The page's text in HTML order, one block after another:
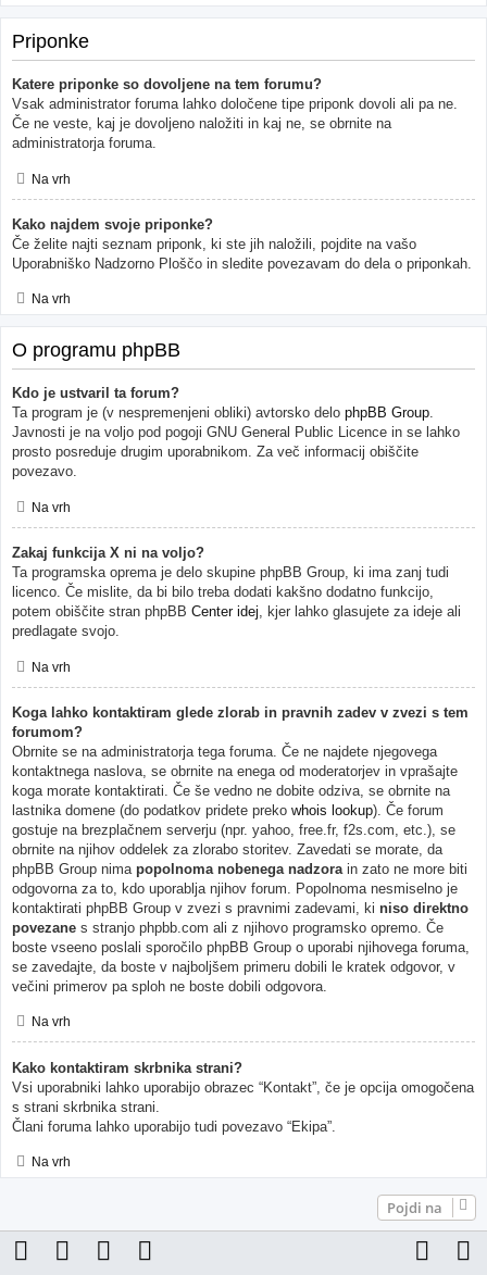
Priponke
Katere priponke so dovoljene na tem forumu?
Vsak administrator foruma lahko določene tipe priponk dovoli ali pa ne.
Če ne veste, kaj je dovoljeno naložiti in kaj ne, se obrnite na
administratorja foruma.
Na vrh
Kako najdem svoje priponke?
Če želite najti seznam priponk, ki ste jih naložili, pojdite na vašo
Uporabniško Nadzorno Ploščo in sledite povezavam do dela o priponkah.
Na vrh
O programu phpBB
Kdo je ustvaril ta forum?
Ta program je (v nespremenjeni obliki) avtorsko delo phpBB Group.
Javnosti je na voljo pod pogoji GNU General Public Licence in se lahko
prosto posreduje drugim uporabnikom. Za več informacij obiščite
povezavo.
Na vrh
Zakaj funkcija X ni na voljo?
Ta programska oprema je delo skupine phpBB Group, ki ima zanj tudi
licenco. Če mislite, da bi bilo treba dodati kakšno dodatno funkcijo,
potem obiščite stran phpBB Center idej, kjer lahko glasujete za ideje ali
predlagate svojo.
Na vrh
Koga lahko kontaktiram glede zlorab in pravnih zadev v zvezi s tem
forumom?
Obrnite se na administratorja tega foruma. Če ne najdete njegovega
kontaktnega naslova, se obrnite na enega od moderatorjev in vprašajte
koga morate kontaktirati. Če še vedno ne dobite odziva, se obrnite na
lastnika domene (do podatkov pridete preko whois lookup). Če forum
gostuje na brezplačnem serverju (npr. yahoo, free.fr, f2s.com, etc.), se
obrnite na njihov oddelek za zlorabo storitev. Zavedati se morate, da
phpBB Group nima popolnoma nobenega nadzora in zato ne more biti
odgovorna za to, kdo uporablja njihov forum. Popolnoma nesmiselno je
kontaktirati phpBB Group v zvezi s pravnimi zadevami, ki niso direktno
povezane s stranjo phpbb.com ali z njihovo programsko opremo. Če
boste vseeno poslali sporočilo phpBB Group o uporabi njihovega foruma,
se zavedajte, da boste v najboljšem primeru dobili le kratek odgovor, v
večini primerov pa sploh ne boste dobili odgovora.
Na vrh
Kako kontaktiram skrbnika strani?
Vsi uporabniki lahko uporabijo obrazec “Kontakt”, če je opcija omogočena
s strani skrbnika strani.
Člani foruma lahko uporabijo tudi povezavo “Ekipa”.
Na vrh
Pojdi na